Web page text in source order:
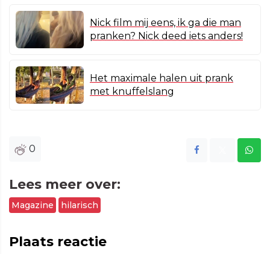
Nick film mij eens, ik ga die man
pranken? Nick deed iets anders!
Het maximale halen uit prank
met knuffelslang
0
Lees meer over:
Magazine hilarisch
Plaats reactie